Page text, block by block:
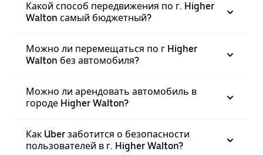
Какой способ передвижения по г. Higher
Walton самый бюджетный?
Можно ли перемещаться по г Higher
Walton без автомобиля?
Можно ли арендовать автомобиль в
городе Higher Walton?
Как Uber заботится о безопасности
пользователей в г. Higher Walton?